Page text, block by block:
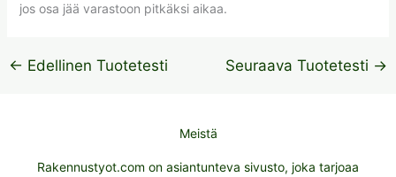
jos osa jää varastoon pitkäksi aikaa.
← Edellinen Tuotetesti Seuraava Tuotetesti →
Meistä
Rakennustyot.com on asiantunteva sivusto, joka tarjoaa